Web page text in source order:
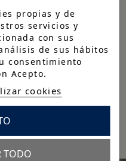
propias y de
servicios y
con sus
de sus hábitos
consentimiento
Acepto.
cookies
TODO